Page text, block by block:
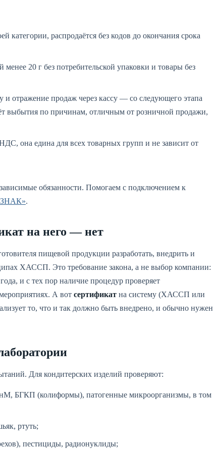
категории, распродаётся без кодов до окончания срока
20 г без потребительской упаковки и товары без
и отражение продаж через кассу — со следующего этапа
выбытия по причинам, отличным от розничной продажи,
она едина для всех товарных групп и не зависит от
обязанности. Помогаем с подключением к
ЗНАК».
на него — нет
пищевой продукции разработать, внедрить и
ХАССП. Это требование закона, а не выбор компании:
и с тех пор наличие процедур проверяет
А вот сертификат на систему (ХАССП или
то, что и так должно быть внедрено, и обычно нужен
Для кондитерских изделий проверяют:
БГКП (колиформы), патогенные микроорганизмы, в том
ртуть;
пестициды, радионуклиды;